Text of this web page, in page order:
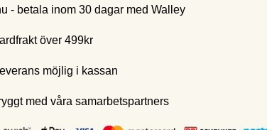
- betala inom 30 dagar med Walley
över 499kr
möjlig i kassan
med våra samarbetspartners